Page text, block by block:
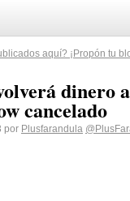
aquí? ¡Propón tu
dinero
cancelado
por Plusfarandula